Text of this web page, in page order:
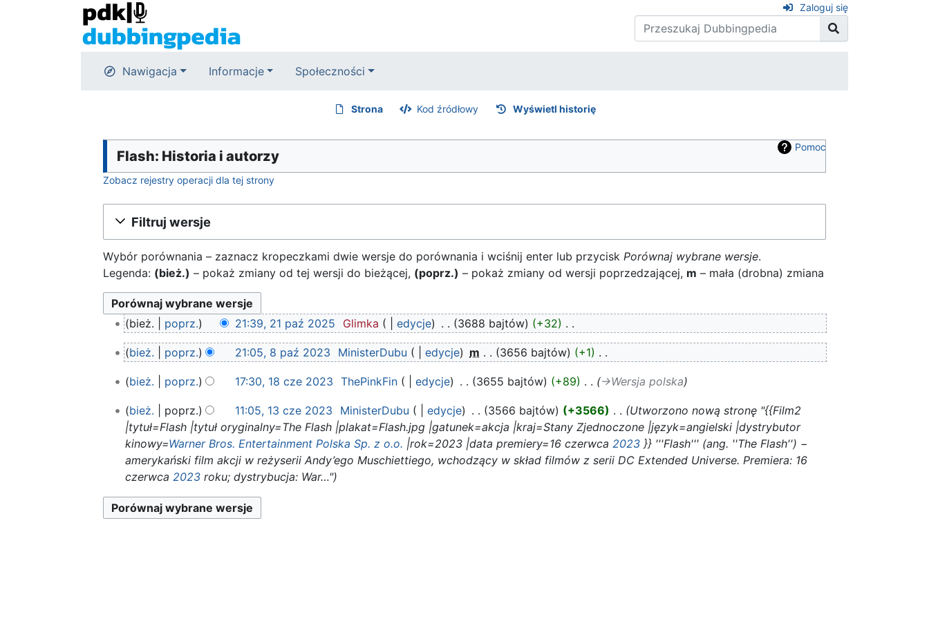
Zaloguj się
Nawigacja Informacje Społeczności
Strona Kod źródłowy Wyświetl historię
Pomoc
Flash: Historia i autorzy
Zobacz rejestry operacji dla tej strony
Filtruj wersje
Wybór porównania – zaznacz kropeczkami dwie wersje do porównania i wciśnij enter lub przycisk Porównaj wybrane wersje.
Legenda: (bież.) – pokaż zmiany od tej wersji do bieżącej, (poprz.) – pokaż zmiany od wersji poprzedzającej, m – mała (drobna) zmiana
21
paź
2025
bież. poprz. 21:39, 21 paź 2025 Glimka edycje 3688 bajtów +32
N
i
p
o
d
a
n
o
p
i
paź
2023
bież. poprz. 21:05, 8 paź 2023 MinisterDubu edycje m 3656 bajtów +1
i
p
o
d
a
n
o
o
18
2023
bież. poprz. 17:30, 18 cze 2023 ThePinkFin edycje 3655 bajtów +89 →‎Wersja polska
13
2023
bież. poprz. 11:05, 13 cze 2023 MinisterDubu edycje 3566 bajtów +3566
Utworzono nową stronę "{{Film2
|tytuł=Flash |tytuł oryginalny=The Flash |plakat=Flash.jpg |gatunek=akcja |kraj=Stany Zjednoczone |język=angielski |dystrybutor
kinowy=Warner Bros. Entertainment Polska Sp. z o.o. |rok=2023 |data premiery=16 czerwca 2023}} '''Flash''' (ang. ''The Flash'') −
amerykański film akcji w reżyserii Andy’ego Muschiettiego, wchodzący w skład filmów z serii DC Extended Universe. Premiera: 16
czerwca 2023roku; dystrybucja: War…"